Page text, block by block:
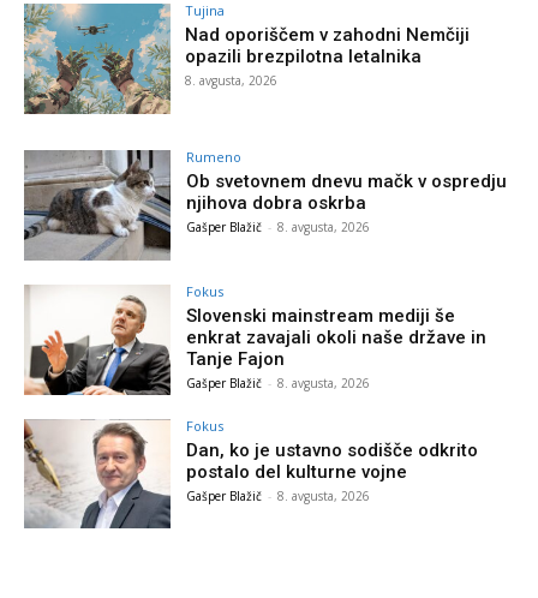
Tujina
Nad oporiščem v zahodni Nemčiji
opazili brezpilotna letalnika
8. avgusta, 2026
Rumeno
Ob svetovnem dnevu mačk v ospredju
njihova dobra oskrba
Gašper Blažič - 8. avgusta, 2026
Fokus
Slovenski mainstream mediji še
enkrat zavajali okoli naše države in
Tanje Fajon
Gašper Blažič - 8. avgusta, 2026
Fokus
Dan, ko je ustavno sodišče odkrito
postalo del kulturne vojne
Gašper Blažič - 8. avgusta, 2026